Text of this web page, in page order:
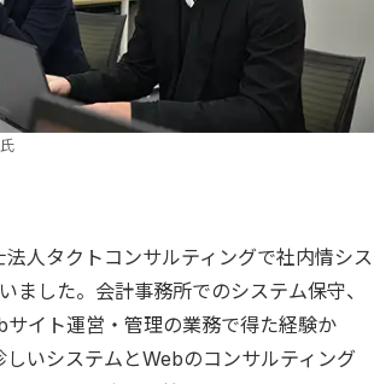
人タクトコンサルティングで社内情シス
ました。会計事務所でのシステム保守、
サイト運営・管理の業務で得た経験か
しいシステムとWebのコンサルティング